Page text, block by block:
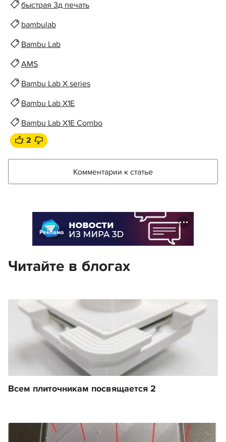
быстрая 3д печать
bambulab
Bambu Lab
AMS
Bambu Lab X series
Bambu Lab X1E
Bambu Lab X1E Combo
2
Комментарии к статье
Реклама
Читайте в блогах
Всем плиточникам посвящается 2